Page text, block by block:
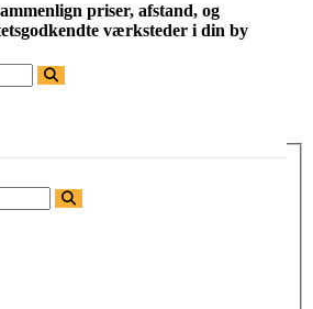
priser, afstand, og
værksteder i din by